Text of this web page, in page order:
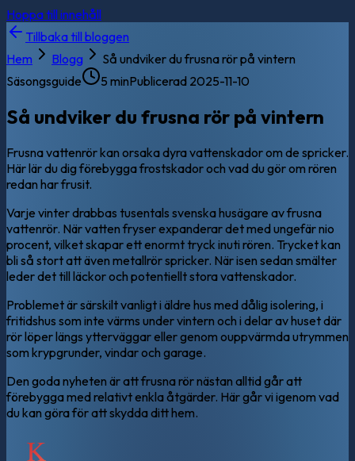
Hoppa till innehåll
Tillbaka till bloggen
Hem
Blogg
Så undviker du frusna rör på vintern
Säsongsguide
5 minPublicerad 2025-11-10
Så undviker du frusna rör på vintern
Frusna vattenrör kan orsaka dyra vattenskador om de spricker.
Här lär du dig förebygga frostskador och vad du gör om rören
redan har frusit.
Varje vinter drabbas tusentals svenska husägare av frusna
vattenrör. När vatten fryser expanderar det med ungefär nio
procent, vilket skapar ett enormt tryck inuti rören. Trycket kan
bli så stort att även metallrör spricker. När isen sedan smälter
leder det till läckor och potentiellt stora vattenskador.
Problemet är särskilt vanligt i äldre hus med dålig isolering, i
fritidshus som inte värms under vintern och i delar av huset där
rör löper längs ytterväggar eller genom ouppvärmda utrymmen
som krypgrunder, vindar och garage.
Den goda nyheten är att frusna rör nästan alltid går att
förebygga med relativt enkla åtgärder. Här går vi igenom vad
du kan göra för att skydda ditt hem.